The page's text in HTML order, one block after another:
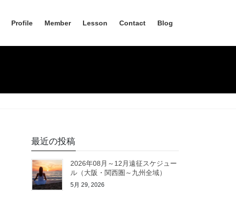
Profile Member Lesson Contact Blog
最近の投稿
2026年08月～12月遠征スケジュー
ル（大阪・関西圏～九州全域）
5月 29, 2026